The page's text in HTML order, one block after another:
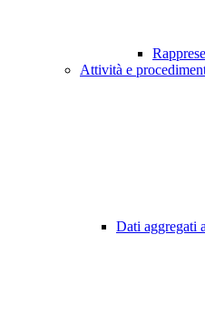
Attività e
Dati aggregati